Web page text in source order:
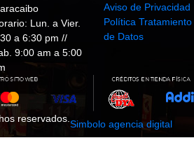
Lun. a Vier.
a 6:30 pm //
9:00 am a 5:00
Aviso de Privacidad
Política Tratamiento
de Datos
reservados. Simbolo agencia digital